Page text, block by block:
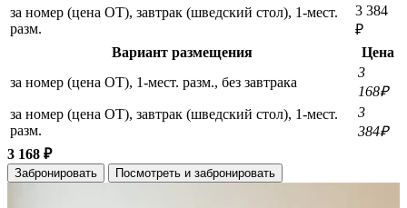
за номер (цена ОТ), завтрак (шведский стол), 1-мест.
разм.
3 384
₽
Вариант размещения
Цена
за номер (цена ОТ), 1-мест. разм., без завтрака
3
168₽
за номер (цена ОТ), завтрак (шведский стол), 1-мест.
разм.
3
384₽
3 168 ₽
Забронировать Посмотреть и забронировать